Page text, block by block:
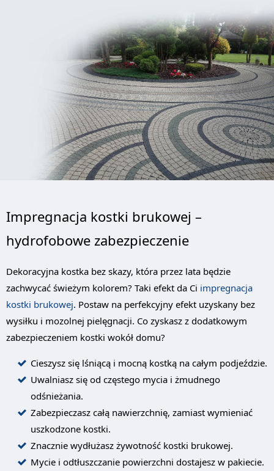
Impregnacja kostki brukowej –
hydrofobowe zabezpieczenie
Dekoracyjna kostka bez skazy, która przez lata będzie
zachwycać świeżym kolorem? Taki efekt da Ci impregnacja
kostki brukowej. Postaw na perfekcyjny efekt uzyskany bez
wysiłku i mozolnej pielęgnacji. Co zyskasz z dodatkowym
zabezpieczeniem kostki wokół domu?
Cieszysz się lśniącą i mocną kostką na całym podjeździe.
Uwalniasz się od częstego mycia i żmudnego
odśnieżania.
Zabezpieczasz całą nawierzchnię, zamiast wymieniać
uszkodzone kostki.
Znacznie wydłużasz żywotność kostki brukowej.
Mycie i odtłuszczanie powierzchni dostajesz w pakiecie.